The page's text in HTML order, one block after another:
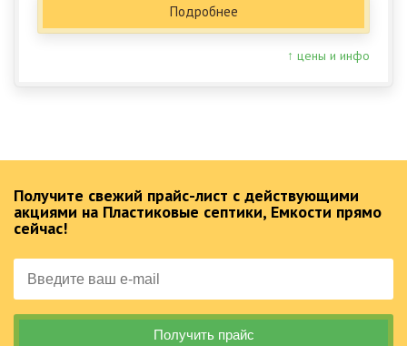
Подробнее
↑ цены и инфо
Получите свежий прайс-лист с действующими
акциями на Пластиковые септики, Емкости прямо
сейчас!